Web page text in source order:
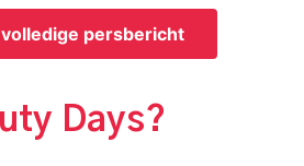
persbericht
Days?